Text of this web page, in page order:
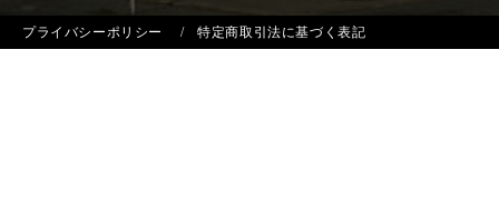
プライバシーポリシー 特定商取引法に基づく表記